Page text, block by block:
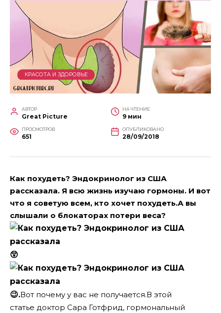
КРАСОТА И ЗДОРОВЬЕ
АВТОР
Great Picture
НА ЧТЕНИЕ
9 мин
ПРОСМОТРОВ
651
ОПУБЛИКОВАНО
28/09/2018
Как похудеть? Эндокринолог из США
рассказала. Я всю жизнь изучаю гормоны. И вот
что я советую всем, кто хочет похудеть.А вы
слышали о блокаторах потери веса?
😲
😉.Вот почему у вас не получается.В этой
статье доктор Сара Готфрид, гормональный